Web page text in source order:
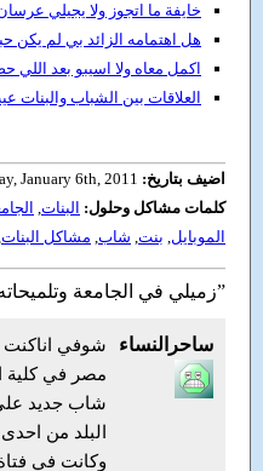
خايفة ما اتجوز ولا يجيلي
هل اهتمامه الزائد بي لم يكن
اكمل معاه ولا اسيبو بعد اللي
العلاقات بين الشباب والبنات
اضيف بتاريخ:
كلمات مشاكل وحلول: البنات,
الموبايل, بنت, شاب, مشاكل البنات
19 رد to “زميلي في الجامعة وتلميحاته الجنسية محيراني”
ساحرالنساء
شوفي
مصر في كلية
شاب جديد
البلد من
وكانت في